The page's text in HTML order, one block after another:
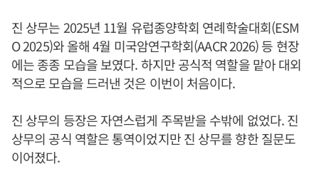
진 상무는 2025년 11월 유럽종양학회 연례학술대회(ESM
O 2025)와 올해 4월 미국암연구학회(AACR 2026) 등 현장
에는 종종 모습을 보였다. 하지만 공식적 역할을 맡아 대외
적으로 모습을 드러낸 것은 이번이 처음이다.
진 상무의 등장은 자연스럽게 주목받을 수밖에 없었다. 진
상무의 공식 역할은 통역이었지만 진 상무를 향한 질문도
이어졌다.